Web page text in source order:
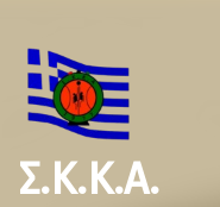
Σ.Κ.Κ.Α.